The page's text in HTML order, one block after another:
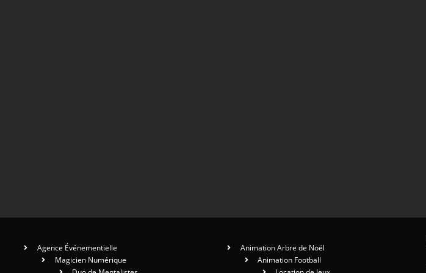
Agence Événementielle
Magicien Numérique
Animation Arbre de Noël
Animation Football